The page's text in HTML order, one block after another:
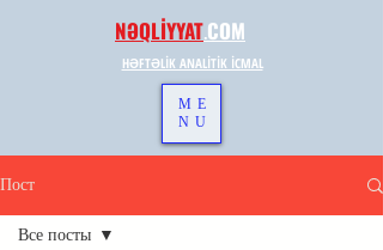
NƏQLİYYAT.COM
HƏFTƏLİK ANALİTİK İCMAL
ME
NU
Пост
Все посты